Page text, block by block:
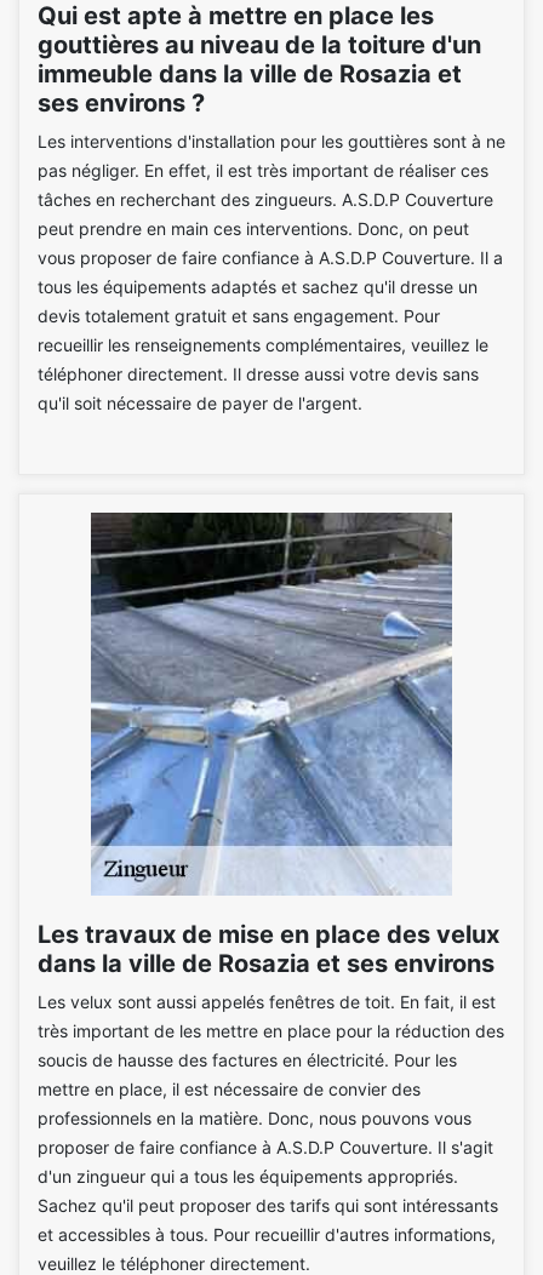
Qui est apte à mettre en place les
gouttières au niveau de la toiture d'un
immeuble dans la ville de Rosazia et
ses environs ?
Les interventions d'installation pour les gouttières sont à ne
pas négliger. En effet, il est très important de réaliser ces
tâches en recherchant des zingueurs. A.S.D.P Couverture
peut prendre en main ces interventions. Donc, on peut
vous proposer de faire confiance à A.S.D.P Couverture. Il a
tous les équipements adaptés et sachez qu'il dresse un
devis totalement gratuit et sans engagement. Pour
recueillir les renseignements complémentaires, veuillez le
téléphoner directement. Il dresse aussi votre devis sans
qu'il soit nécessaire de payer de l'argent.
Les travaux de mise en place des velux
dans la ville de Rosazia et ses environs
Les velux sont aussi appelés fenêtres de toit. En fait, il est
très important de les mettre en place pour la réduction des
soucis de hausse des factures en électricité. Pour les
mettre en place, il est nécessaire de convier des
professionnels en la matière. Donc, nous pouvons vous
proposer de faire confiance à A.S.D.P Couverture. Il s'agit
d'un zingueur qui a tous les équipements appropriés.
Sachez qu'il peut proposer des tarifs qui sont intéressants
et accessibles à tous. Pour recueillir d'autres informations,
veuillez le téléphoner directement.